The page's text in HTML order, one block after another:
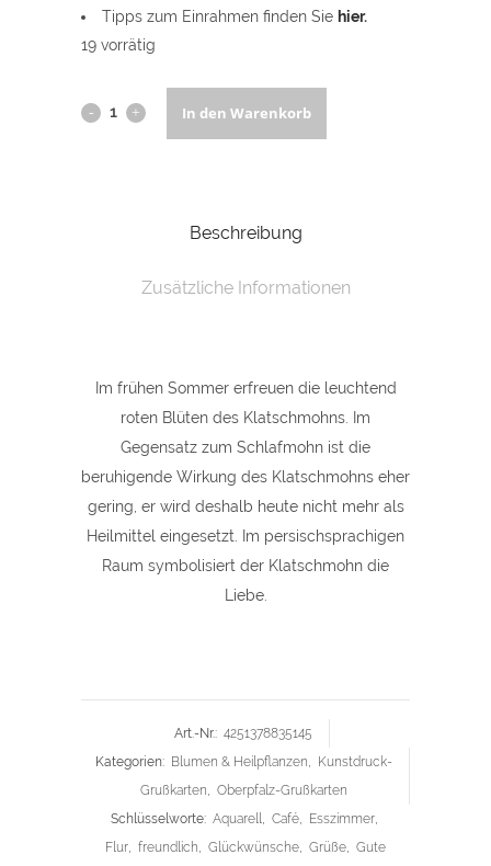
Tipps zum Einrahmen finden Sie hier.
19 vorrätig
OberpfalzbilderIn den Warenkorb
Beschreibung
Zusätzliche Informationen
Im frühen Sommer erfreuen die leuchtend
roten Blüten des Klatschmohns. Im
Gegensatz zum Schlafmohn ist die
beruhigende Wirkung des Klatschmohns eher
gering, er wird deshalb heute nicht mehr als
Heilmittel eingesetzt. Im persischsprachigen
Raum symbolisiert der Klatschmohn die
Liebe.
Art.-Nr.: 4251378835145
Kategorien: Blumen & Heilpflanzen, Kunstdruck-
Grußkarten, Oberpfalz-Grußkarten
Schlüsselworte: Aquarell, Café, Esszimmer,
Flur, freundlich, Glückwünsche, Grüße, Gute